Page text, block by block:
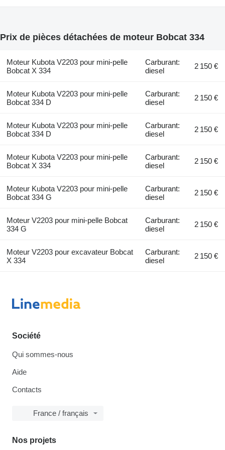
Prix de pièces détachées de moteur Bobcat 334
Moteur Kubota V2203 pour mini-pelle
Bobcat X 334
Carburant:
diesel
2 150 €
Moteur Kubota V2203 pour mini-pelle
Bobcat 334 D
Carburant:
diesel
2 150 €
Moteur Kubota V2203 pour mini-pelle
Bobcat 334 D
Carburant:
diesel
2 150 €
Moteur Kubota V2203 pour mini-pelle
Bobcat X 334
Carburant:
diesel
2 150 €
Moteur Kubota V2203 pour mini-pelle
Bobcat 334 G
Carburant:
diesel
2 150 €
Moteur V2203 pour mini-pelle Bobcat
334 G
Carburant:
diesel
2 150 €
Moteur V2203 pour excavateur Bobcat
X 334
Carburant:
diesel
2 150 €
Société
Qui sommes-nous
Aide
Contacts
France / français
Nos projets